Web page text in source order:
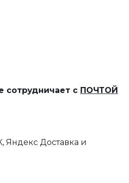
сотрудничает с ПОЧТОЙ
Яндекс Доставка и